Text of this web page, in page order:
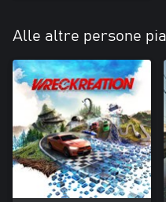
Alle altre persone